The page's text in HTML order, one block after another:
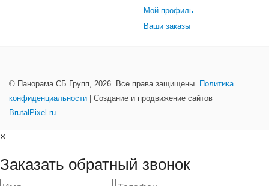
Мой профиль
Ваши заказы
© Панорама СБ Групп, 2026. Все права защищены. Политика
конфиденциальности | Создание и продвижение сайтов
BrutalPixel.ru
×
Заказать обратный звонок